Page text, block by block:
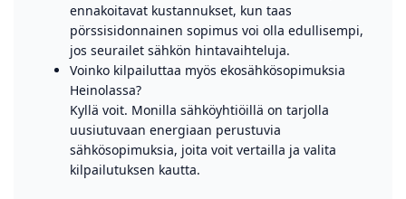
ennakoitavat kustannukset, kun taas
pörssisidonnainen sopimus voi olla edullisempi,
jos seurailet sähkön hintavaihteluja.
Voinko kilpailuttaa myös ekosähkösopimuksia
Heinolassa?
Kyllä voit. Monilla sähköyhtiöillä on tarjolla
uusiutuvaan energiaan perustuvia
sähkösopimuksia, joita voit vertailla ja valita
kilpailutuksen kautta.